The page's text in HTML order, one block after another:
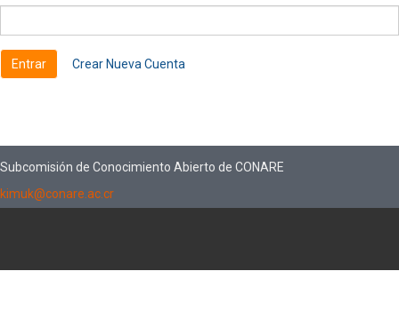
Crear Nueva Cuenta
Subcomisión de Conocimiento Abierto de CONARE
kimuk@conare.ac.cr